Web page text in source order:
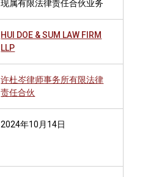
现属有限法律责任合伙业务
HUI DOE & SUM LAW FIRM
LLP
许杜岑律师事务所有限法律
责任合伙
2024年10月14日